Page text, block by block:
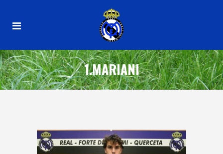
1.MARIANI